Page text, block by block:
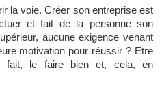
la voie. Créer son entreprise est
et fait de la personne son
aucune exigence venant
motivation pour réussir ? Etre
fait, le faire bien et, cela, en